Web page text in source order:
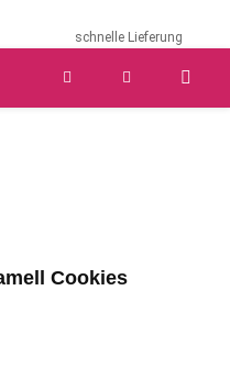
schnelle Lieferung
Cookies